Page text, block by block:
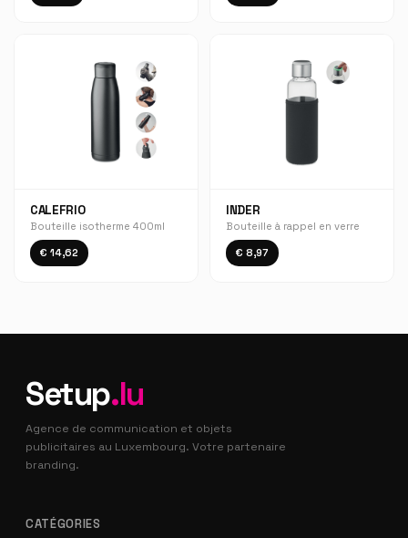
CALEFRIO
Bouteille isotherme 400ml
€ 14,62
INDER
Bouteille à rappel en verre
€ 8,97
Setup.lu
Agence de communication et objets
publicitaires au Luxembourg. Votre partenaire
branding.
CATÉGORIES